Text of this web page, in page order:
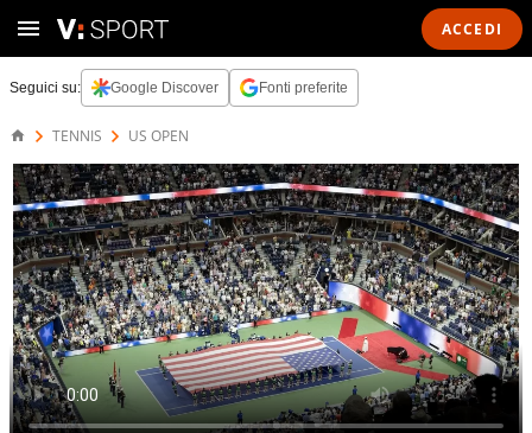
ACCEDI
Seguici su: Google Discover Fonti preferite
TENNIS US OPEN